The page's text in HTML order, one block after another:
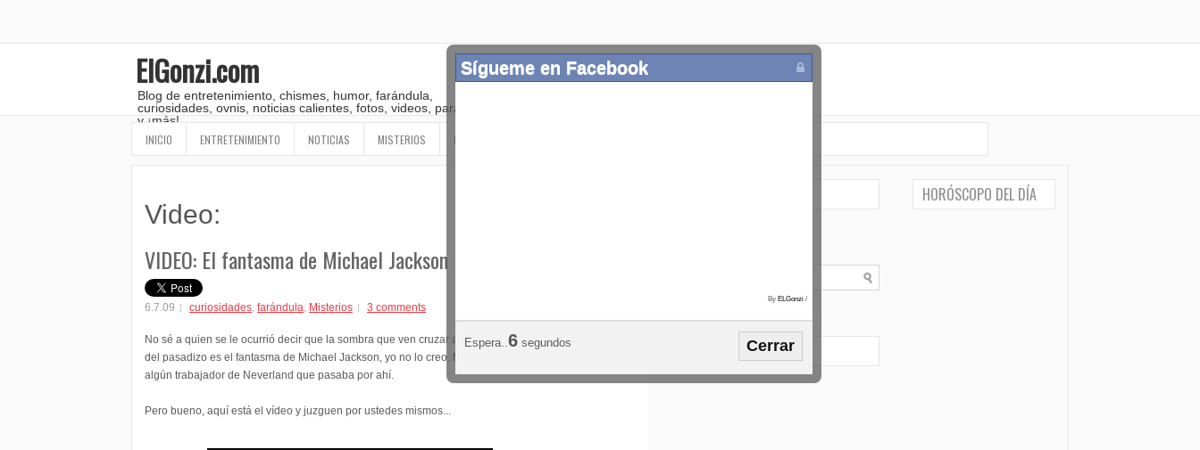
ElGonzi.com
Blog de entretenimiento, chismes, humor, farándula,
curiosidades, ovnis, noticias calientes, fotos, videos, paranormal
y ¡más!
INICIO ENTRETENIMIENTO NOTICIAS MISTERIOS OTROS
Video:
VIDEO: El fantasma de Michael Jackson
6.7.09 curiosidades, farándula, Misterios 3 comments
No sé a quien se le ocurrió decir que la sombra que ven cruzar al fondo
del pasadizo es el fantasma de Michael Jackson, yo no lo creo. Me parece que es
algún trabajador de Neverland que pasaba por ahí.
Pero bueno, aquí está el vídeo y juzguen por ustedes mismos...
Sígueme en Facebook
By ELGonzi /
Espera..5 segundos Cerrar
HORÓSCOPO DEL DÍA